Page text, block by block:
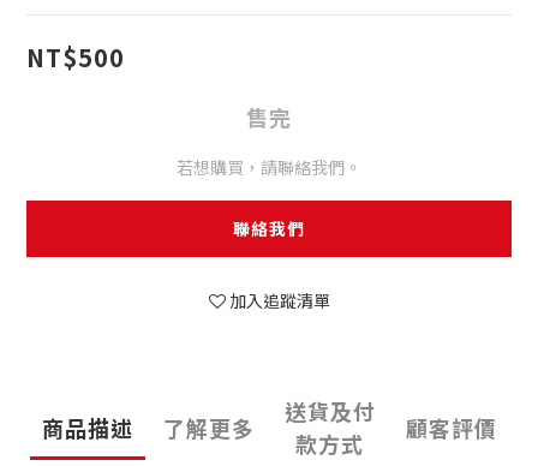
NT$500
售完
若想購買，請聯絡我們。
聯絡我們
加入追蹤清單
商品描述 了解更多
送貨及付
款方式
顧客評價